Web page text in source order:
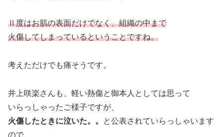
Ⅱ度はお肌の表面だけでなく、組織の中まで
火傷してしまっているということですね。
考えただけでも痛そうです。
井上咲楽さんも、軽い熱傷と御本人としては思って
いらっしゃったご様子ですが、
火傷したときに泣いた。。
と公表されていらっしゃいます
ので、